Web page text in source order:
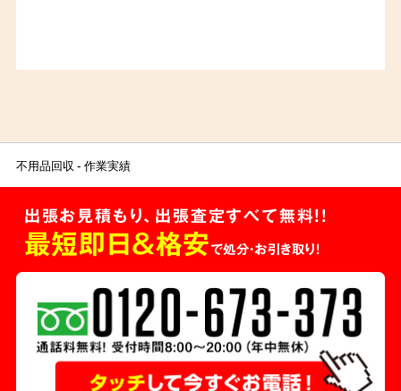
不用品回収 作業実績
出張お見積もり、出張査定すべて無料!!
最短即日＆格安で処分・お引き取り！